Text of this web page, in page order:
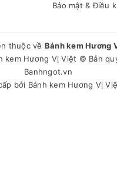
Bảo mật & Điều
thuộc về Bánh kem Hương
kem Hương Vị Việt © Bản
Banhngot.vn
bởi Bánh kem Hương Vị